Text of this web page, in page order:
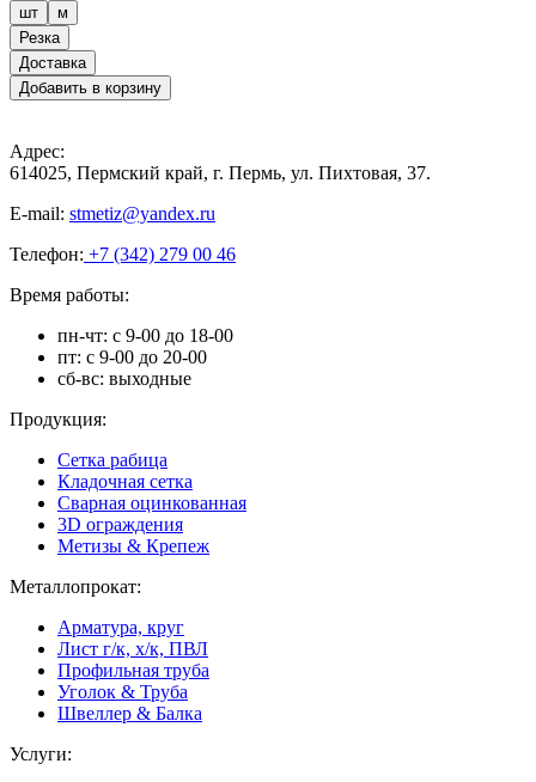
шт
м
Резка
Доставка
Добавить в корзину
Адрес:
614025, Пермский край, г. Пермь, ул. Пихтовая, 37.
E-mail: stmetiz@yandex.ru
Телефон: +7 (342) 279 00 46
Время работы:
пн-чт: с 9-00 до 18-00
пт: с 9-00 до 20-00
сб-вс: выходные
Продукция:
Сетка рабица
Кладочная сетка
Сварная оцинкованная
3D ограждения
Метизы & Крепеж
Металлопрокат:
Арматура, круг
Лист г/к, х/к, ПВЛ
Профильная труба
Уголок & Труба
Швеллер & Балка
Услуги: